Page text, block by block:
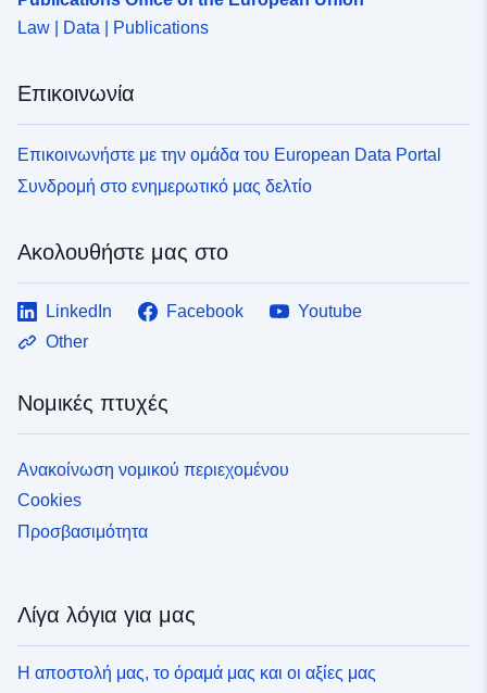
Law | Data | Publications
Επικοινωνία
Επικοινωνήστε με την ομάδα του European Data Portal
Συνδρομή στο ενημερωτικό μας δελτίο
Ακολουθήστε μας στο
LinkedIn Facebook
Youtube
Other
Νομικές πτυχές
Ανακοίνωση νομικού περιεχομένου
Cookies
Προσβασιμότητα
Λίγα λόγια για μας
Η αποστολή μας, το όραμά μας και οι αξίες μας